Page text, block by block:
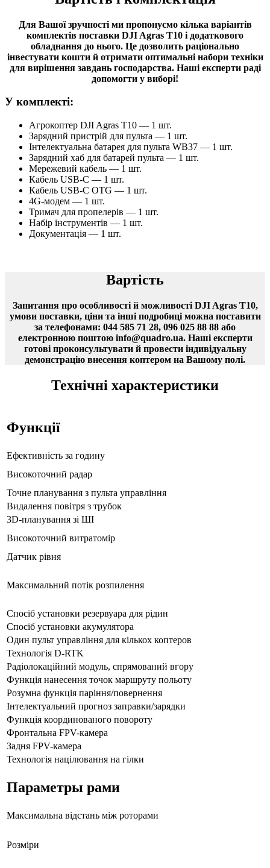
Для Вашої зручності ми пропонуємо кілька варіантів
комплектів поставки DJI Agras T10 і додаткового
обладнання до нього. Це дозволить раціонально
інвестувати кошти й отримати оптимальні набори техніки
для вирішення завдань господарства. Наші експерти раді
допомогти у виборі!
У комплекті:
Агрокоптер DJI Agras T10 — 1 шт.
Зарядний пристрій для пульта — 1 шт.
Інтелектуальна батарея для пульта WB37 — 1 шт.
Зарядний хаб для батарей пульта — 1 шт.
Мережевий кабель — 1 шт.
Кабель USB-C — 1 шт.
Кабель USB-C OTG — 1 шт.
4G-модем — 1 шт.
Тримач для пропелерів — 1 шт.
Набір інструментів — 1 шт.
Документація — 1 шт.
Вартість
Запитання про особливості й можливості DJI Agras T10,
умови поставки, ціни та інші подробиці можна поставити
за телефонами: 044 585 71 28, 096 025 88 88 або
електронною поштою info@quadro.ua. Наші експерти
готові проконсультувати й провести індивідуальну
демонстрацію внесення коптером на Вашому полі.
Технічні характеристики
Функції
Ефективність за годину
Високоточний радар
Точне планування з пульта управління
Видалення повітря з трубок
3D-планування зі ШІ
Високоточний витратомір
Датчик рівня
Максимальний потік розпилення
Спосіб установки резервуара для рідин
Спосіб установки акумулятора
Один пульт управління для кількох коптеров
Технологія D-RTK
Радіолокаційний модуль, спрямований вгору
Функція нанесення точок маршруту польоту
Розумна функція паріння/повернення
Інтелектуальний прогноз заправки/зарядки
Функція координованого повороту
Фронтальна FPV-камера
Задня FPV-камера
Технологія націлювання на гілки
Параметры рами
Максимальна відстань між роторами
Розміри